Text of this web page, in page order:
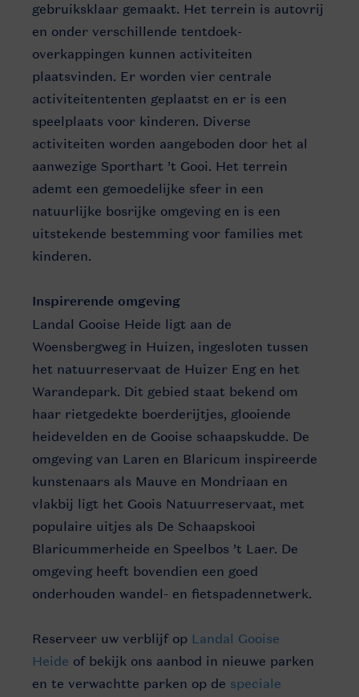
gebruiksklaar gemaakt. Het terrein is autovrij
en onder verschillende tentdoek-
overkappingen kunnen activiteiten
plaatsvinden. Er worden vier centrale
activiteitententen geplaatst en er is een
speelplaats voor kinderen. Diverse
activiteiten worden aangeboden door het al
aanwezige Sporthart ’t Gooi. Het terrein
ademt een gemoedelijke sfeer in een
natuurlijke bosrijke omgeving en is een
uitstekende bestemming voor families met
kinderen.
Inspirerende omgeving
Landal Gooise Heide ligt aan de
Woensbergweg in Huizen, ingesloten tussen
het natuurreservaat de Huizer Eng en het
Warandepark. Dit gebied staat bekend om
haar rietgedekte boerderijtjes, glooiende
heidevelden en de Gooise schaapskudde. De
omgeving van Laren en Blaricum inspireerde
kunstenaars als Mauve en Mondriaan en
vlakbij ligt het Goois Natuurreservaat, met
populaire uitjes als De Schaapskooi
Blaricummerheide en Speelbos ’t Laer. De
omgeving heeft bovendien een goed
onderhouden wandel- en fietspadennetwerk.
Reserveer uw verblijf op Landal Gooise
Heide of bekijk ons aanbod in nieuwe parken
en te verwachtte parken op de speciale